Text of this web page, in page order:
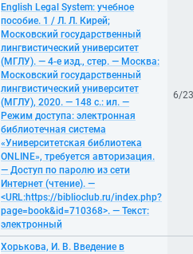
English Legal System: учебное
пособие. 1 / Л. Л. Кирей;
Московский государственный
лингвистический университет
(МГЛУ). — 4-е изд., стер. — Москва:
Московский государственный
лингвистический университет
(МГЛУ), 2020. — 148 с.: ил. —
Режим доступа: электронная
библиотечная система
«Университетская библиотека
ONLINE», требуется авторизация.
— Доступ по паролю из сети
Интернет (чтение). —
<URL:https://biblioclub.ru/index.php?
page=book&id=710368>. — Текст:
электронный
6/
Хорькова, И. В. Введение в